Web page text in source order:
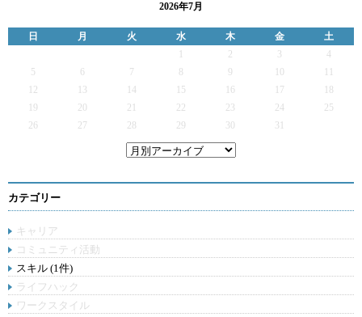
2026年7月
日 月 火 水 木 金
土
2 3
4
5
6 7 9
12
13 14 15 16 17
19
20 21 22 23 24
25
26
27 28 29 30 31
カテゴリー
キャリア
コミュニティ活動
スキル (1件)
ライフハック
ワークスタイル